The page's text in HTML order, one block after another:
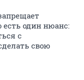
есть один нюанс:
с
свою